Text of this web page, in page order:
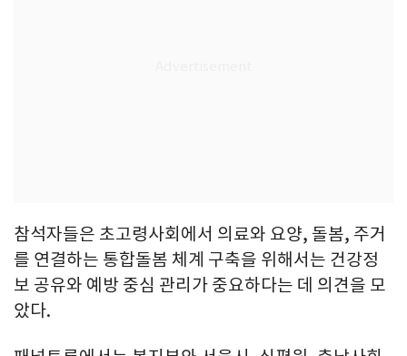
참석자들은 초고령사회에서 의료와 요양, 돌봄, 주거
를 연결하는 통합돌봄 체계 구축을 위해서는 건강정
보 공유와 예방 중심 관리가 중요하다는 데 의견을 모
았다.